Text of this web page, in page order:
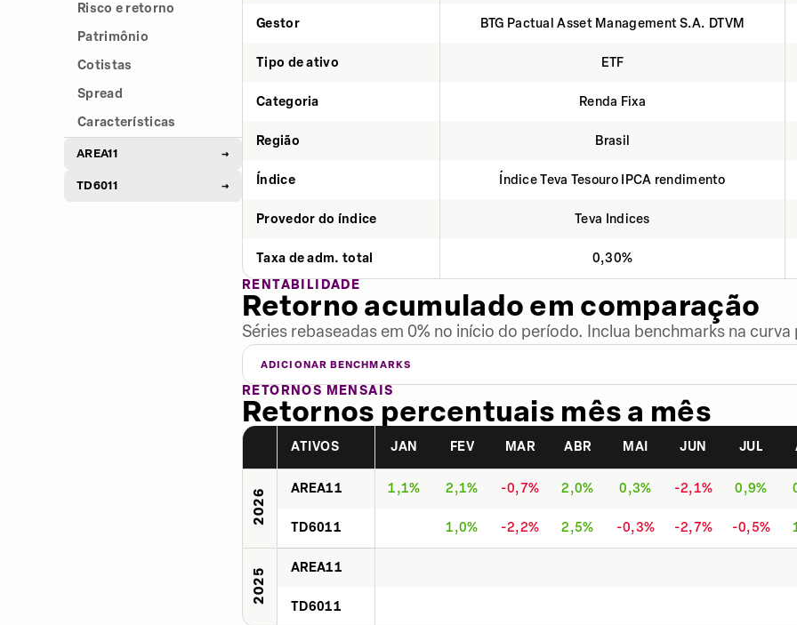
Risco e retorno
Patrimônio
Cotistas
Spread
Características
AREA11 →
TD6011 →
Gestor BTG Pactual Asset Management S.A. DTVM
Tipo de ativo ETF
Categoria Renda Fixa
Região Brasil
Índice Índice Teva Tesouro IPCA rendimento
Provedor do índice Teva Indices
Taxa de adm. total 0,30%
RENTABILIDADE
Retorno acumulado em comparação
Séries rebaseadas em 0% no início do período. Inclua benchmarks na
ADICIONAR BENCHMARKS
RETORNOS MENSAIS
Retornos percentuais mês a mês
ATIVOS JAN FEV MAR ABR MAI JUN JUL
2026 AREA11 1,1% 2,1% -0,7% 2,0% 0,3% -2,1% 0,9%
TD6011 1,0% -2,2% 2,5% -0,3% -2,7% -0,5%
2025 AREA11
TD6011